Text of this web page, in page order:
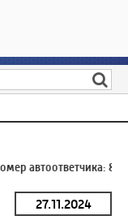
автоответчика:8